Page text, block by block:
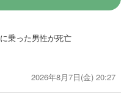
乗った男性が死亡
2026年8月7日(金) 20:27